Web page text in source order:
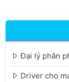
Đại lý phân
Driver cho